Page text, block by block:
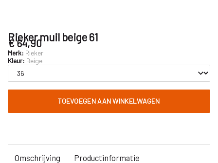
Rieker muil beige 61
€ 64,90
Merk: Rieker
Kleur: Beige
TOEVOEGEN AAN WINKELWAGEN
Omschrijving Productinformatie